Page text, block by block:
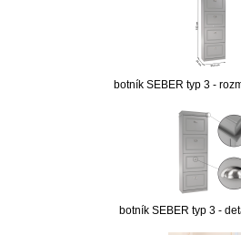
botník SEBER typ 3 -
botník SEBER typ 3 -